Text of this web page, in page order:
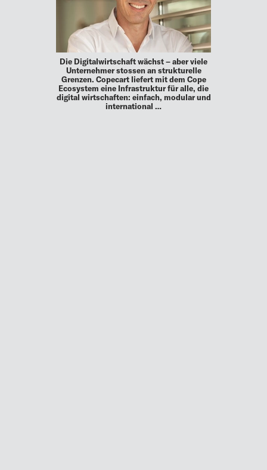
Die Digitalwirtschaft wächst – aber viele
Unternehmer stossen an strukturelle
Grenzen. Copecart liefert mit dem Cope
Ecosystem eine Infrastruktur für alle, die
digital wirtschaften: einfach, modular und
international …